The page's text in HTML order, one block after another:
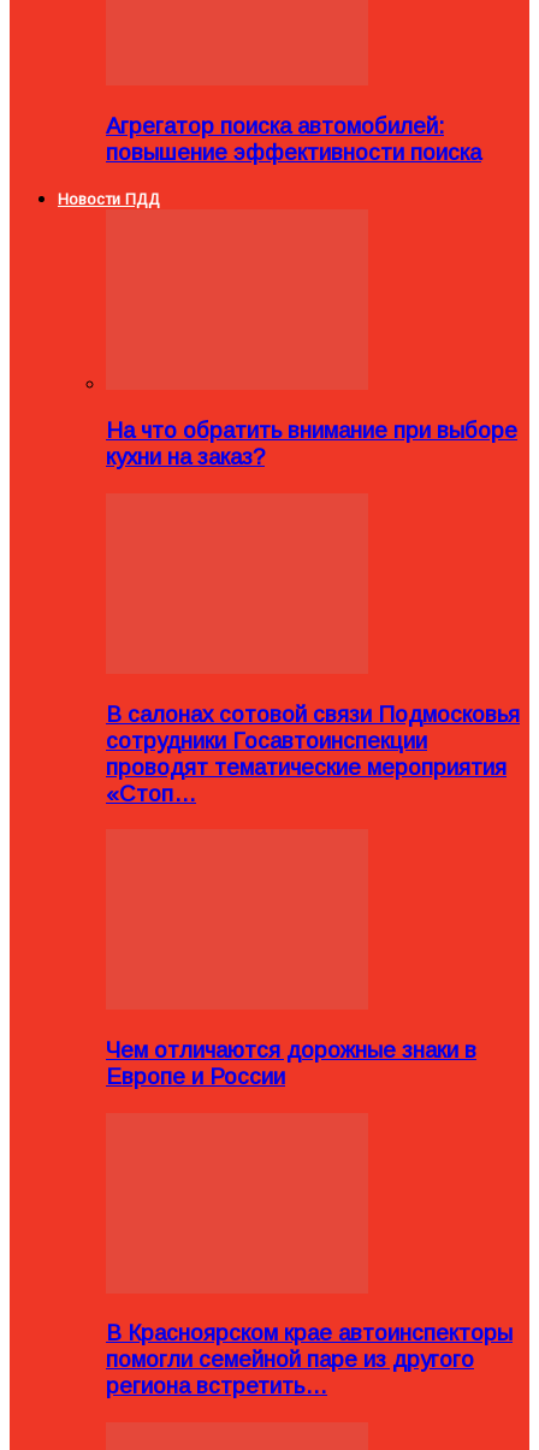
Агрегатор поиска автомобилей:
повышение эффективности поиска
Новости ПДД
На что обратить внимание при выборе
кухни на заказ?
В салонах сотовой связи Подмосковья
сотрудники Госавтоинспекции
проводят тематические мероприятия
«Стоп…
Чем отличаются дорожные знаки в
Европе и России
В Красноярском крае автоинспекторы
помогли семейной паре из другого
региона встретить…